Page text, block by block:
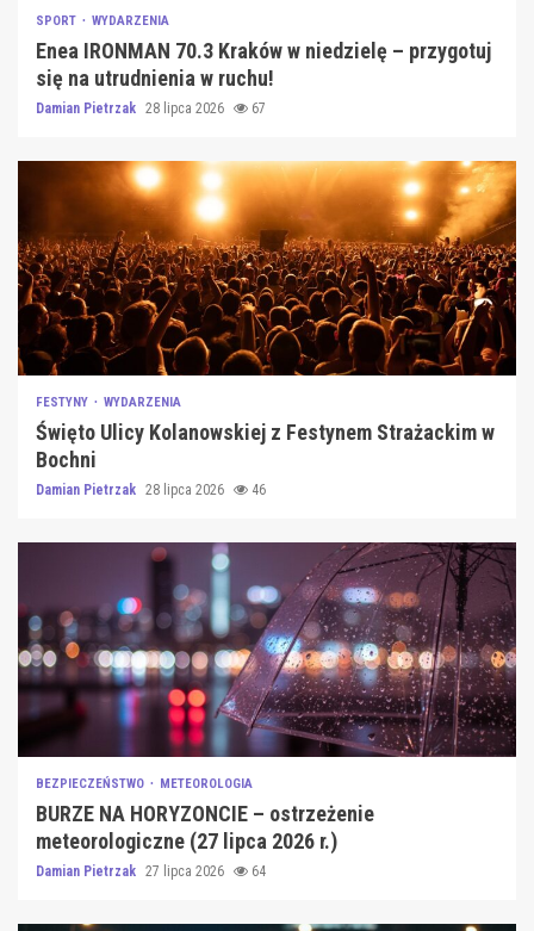
SPORT WYDARZENIA
Enea IRONMAN 70.3 Kraków w niedzielę – przygotuj
się na utrudnienia w ruchu!
Damian Pietrzak 28 lipca 2026 67
FESTYNY WYDARZENIA
Święto Ulicy Kolanowskiej z Festynem Strażackim w
Bochni
Damian Pietrzak 28 lipca 2026 46
BEZPIECZEŃSTWO METEOROLOGIA
BURZE NA HORYZONCIE – ostrzeżenie
meteorologiczne (27 lipca 2026 r.)
Damian Pietrzak 27 lipca 2026 64